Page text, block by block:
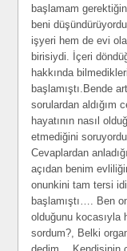
başlamam
beni
işyeri hem de evi
birisiydi. İçeri
hakkında
başlamıştı.Bende
sorulardan aldığım
hayatının nasıl
etmediğini
Cevaplardan
açıdan benim
onunkini tam tersi
başlamıştı…. Ben
olduğunu
sordum?, Belki